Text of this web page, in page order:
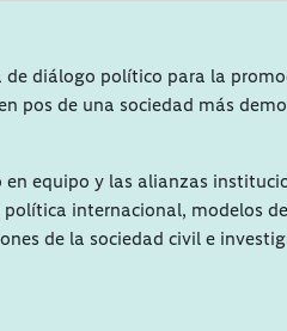
diálogo político para la
pos de una sociedad más
equipo y las alianzas
internacional, modelos
de la sociedad civil e